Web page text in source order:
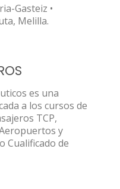
Gasteiz •
Melilla.
es una
a los cursos de
TCP,
y
Cualificado de